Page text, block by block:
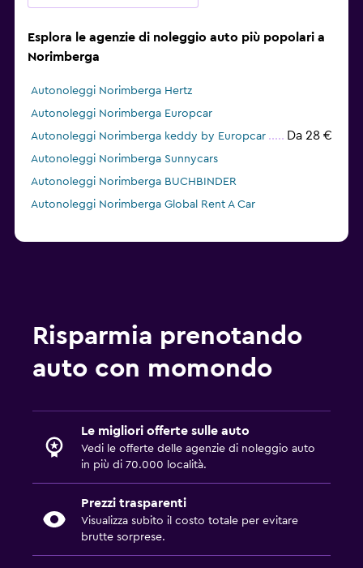
Esplora le agenzie di noleggio auto più popolari a
Norimberga
Autonoleggi Norimberga Hertz
Autonoleggi Norimberga Europcar
Autonoleggi Norimberga keddy by Europcar
Da 28 €
Autonoleggi Norimberga Sunnycars
Autonoleggi Norimberga BUCHBINDER
Autonoleggi Norimberga Global Rent A Car
Risparmia prenotando
auto con momondo
Le migliori offerte sulle auto
Vedi le offerte delle agenzie di noleggio auto
in più di 70.000 località.
Prezzi trasparenti
Visualizza subito il costo totale per evitare
brutte sorprese.